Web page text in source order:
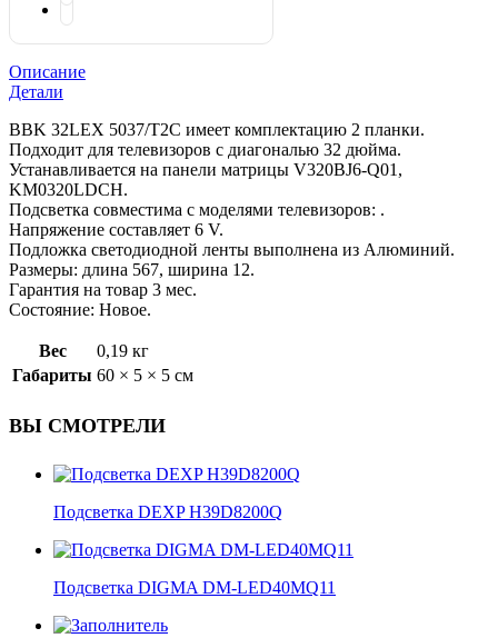
Описание
Детали
BBK 32LEX 5037/T2C имеет комплектацию 2 планки.
Подходит для телевизоров с диагональю 32 дюйма.
Устанавливается на панели матрицы V320BJ6-Q01,
KM0320LDCH.
Подсветка совместима с моделями телевизоров: .
Напряжение составляет 6 V.
Подложка светодиодной ленты выполнена из Алюминий.
Размеры: длина 567, ширина 12.
Гарантия на товар 3 мес.
Состояние: Новое.
Вес
0,19 кг
Габариты 60 × 5 × 5 см
ВЫ СМОТРЕЛИ
Подсветка DEXP H39D8200Q
Подсветка DIGMA DM-LED40MQ11